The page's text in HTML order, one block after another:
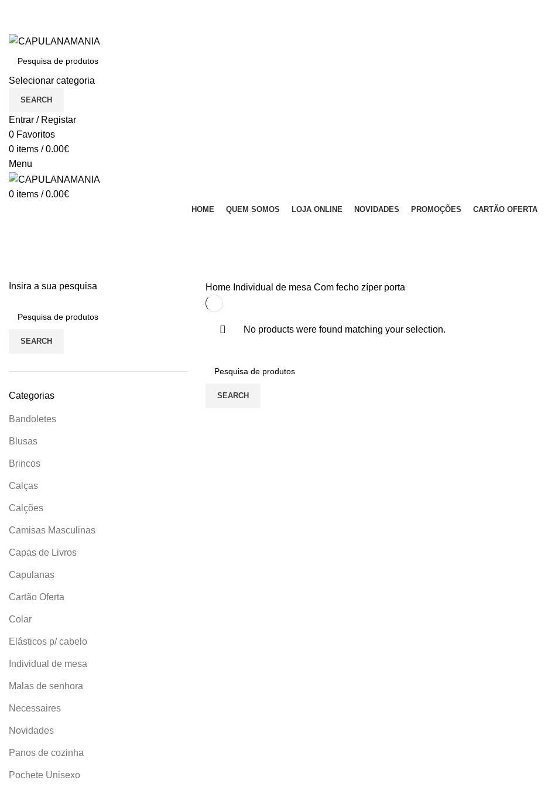
Selecionar categoria
SEARCH
Entrar / Registar
0 Favoritos
0 items / 0.00€
Menu
0 items / 0.00€
HOME QUEM SOMOS LOJA ONLINE NOVIDADES PROMOÇÕES CARTÃO OFERTA
Insira a sua pesquisa
SEARCH
Categorias
Bandoletes
Blusas
Brincos
Calças
Calções
Camisas Masculinas
Capas de Livros
Capulanas
Cartão Oferta
Colar
Elásticos p/ cabelo
Individual de mesa
Malas de senhora
Necessaires
Novidades
Panos de cozinha
Pochete Unisexo
Home Individual de mesa Com fecho zíper porta
No products were found matching your selection.
SEARCH